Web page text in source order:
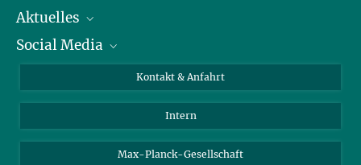
Personen
Pressebereich
Aktuelles
Stellenangebote
Social Media
X
LinkedIn
Kontakt & Anfahrt
Intern
Max-Planck-Gesellschaft